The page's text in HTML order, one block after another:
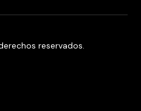
reservados.